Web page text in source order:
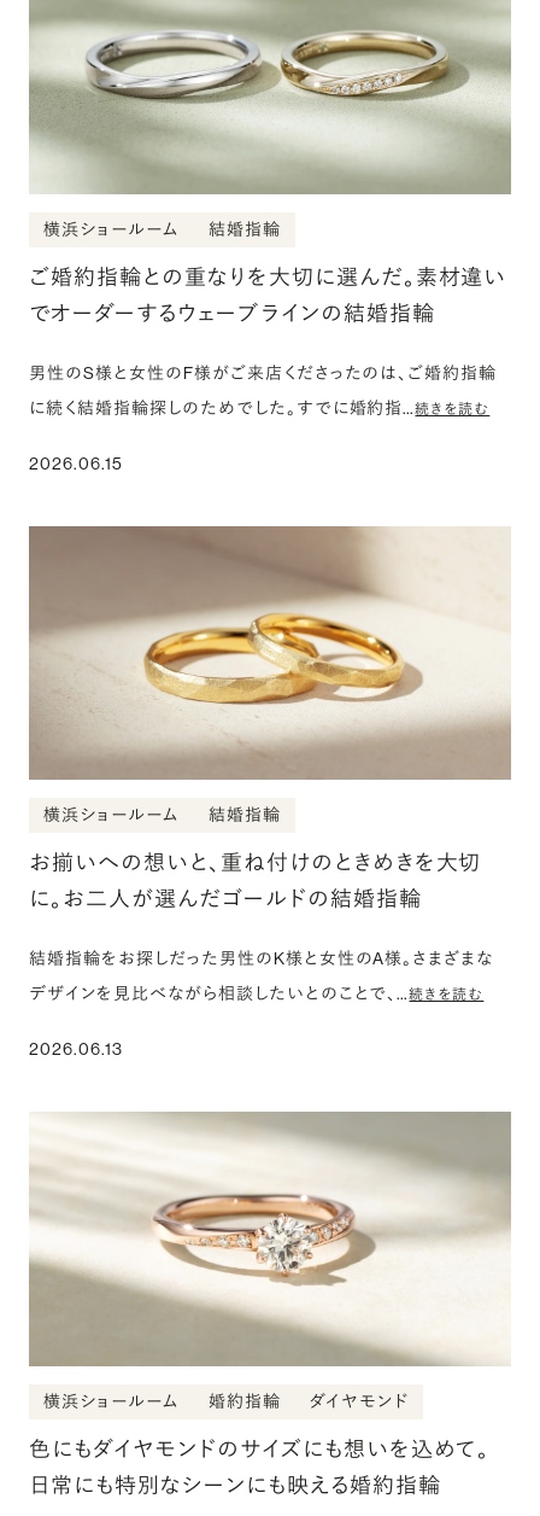
横浜ショールーム 結婚指輪
ご婚約指輪との重なりを大切に選んだ。素材違い
でオーダーするウェーブラインの結婚指輪
男性のS様と女性のF様がご来店くださったのは、ご婚約指輪
に続く結婚指輪探しのためでした。すでに婚約指…続きを読む
2026.06.15
横浜ショールーム 結婚指輪
お揃いへの想いと、重ね付けのときめきを大切
に。お二人が選んだゴールドの結婚指輪
結婚指輪をお探しだった男性のK様と女性のA様。さまざまな
デザインを見比べながら相談したいとのことで、…続きを読む
2026.06.13
横浜ショールーム 婚約指輪 ダイヤモンド
色にもダイヤモンドのサイズにも想いを込めて。
日常にも特別なシーンにも映える婚約指輪